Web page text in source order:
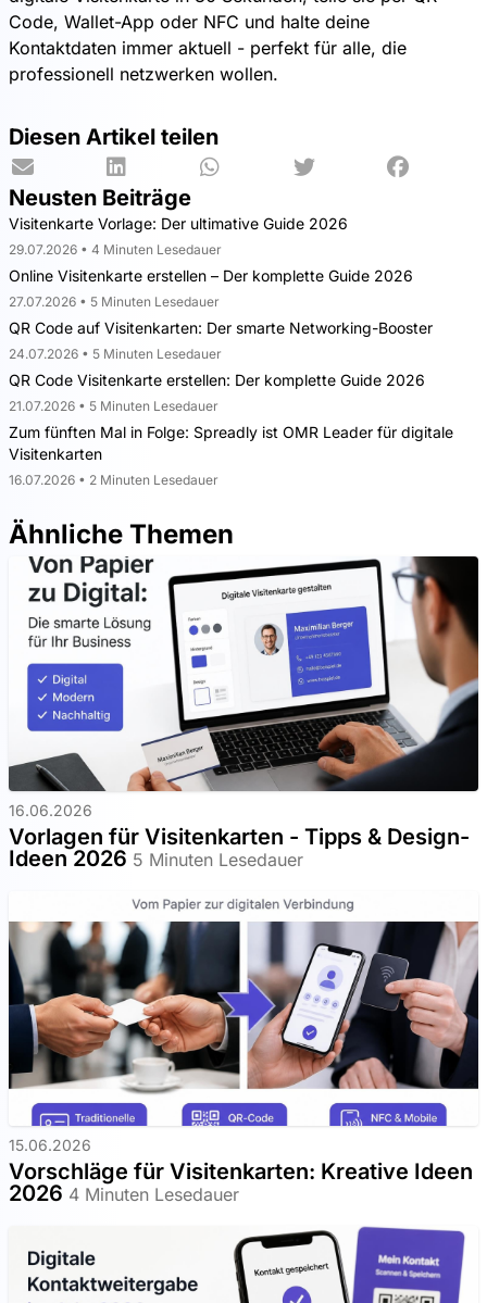
Code, Wallet-App oder NFC und halte deine
Kontaktdaten immer aktuell - perfekt für alle, die
professionell netzwerken wollen.
Diesen Artikel teilen
Neusten Beiträge
Visitenkarte Vorlage: Der ultimative Guide 2026
29.07.2026 • 4 Minuten Lesedauer
Online Visitenkarte erstellen – Der komplette Guide 2026
27.07.2026 • 5 Minuten Lesedauer
QR Code auf Visitenkarten: Der smarte Networking-Booster
24.07.2026 • 5 Minuten Lesedauer
QR Code Visitenkarte erstellen: Der komplette Guide 2026
21.07.2026 • 5 Minuten Lesedauer
Zum fünften Mal in Folge: Spreadly ist OMR Leader für digitale
Visitenkarten
16.07.2026 • 2 Minuten Lesedauer
Ähnliche Themen
16.06.2026
Vorlagen für Visitenkarten - Tipps & Design-
Ideen 2026 5 Minuten Lesedauer
15.06.2026
Vorschläge für Visitenkarten: Kreative Ideen
2026 4 Minuten Lesedauer